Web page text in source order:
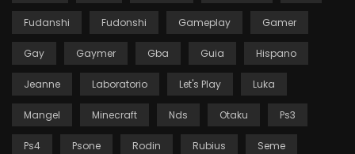
Fudanshi Fudonshi Gameplay Gamer
Gay Gaymer Gba Guia Hispano
Jeanne Laboratorio Let's Play Luka
Mangel Minecraft Nds Otaku Ps3
Ps4 Psone Rodin Rubius Seme